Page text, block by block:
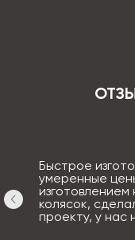
Быстрое
умеренные
изготовлением
колясок,
проекту, у нас